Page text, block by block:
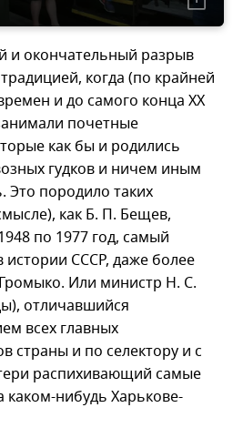
и окончательный разрыв
когда (по крайней
и до самого конца XX
почетные
как бы и родились
гудков и ничем иным
Это породило таких
как Б. П. Бещев,
по 1977 год, самый
истории СССР, даже более
Или министр Н. С.
отличавшийся
всех главных
страны и по селектору и с
распихивающий самые
нибудь Харькове-